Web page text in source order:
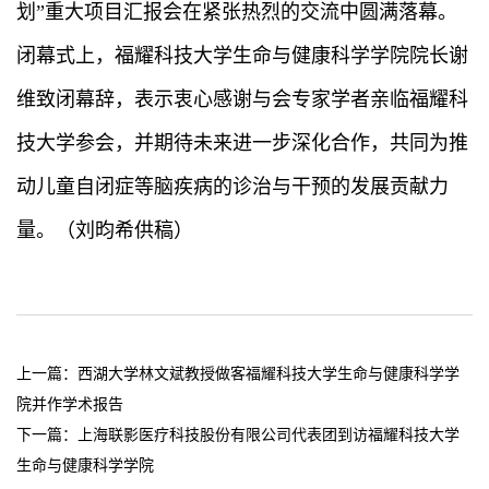
划”重大项目汇报会在紧张热烈的交流中圆满落幕。
闭幕式上，福耀科技大学生命与健康科学学院院长谢
维致闭幕辞，表示衷心感谢与会专家学者亲临福耀科
技大学参会，并期待未来进一步深化合作，共同为推
动儿童自闭症等脑疾病的诊治与干预的发展贡献力
量。（刘昀希供稿）
上一篇： 西湖大学林文斌教授做客福耀科技大学生命与健康科学学
院并作学术报告
下一篇：
上海联影医疗科技股份有限公司代表团到访福耀科技大学
生命与健康科学学院